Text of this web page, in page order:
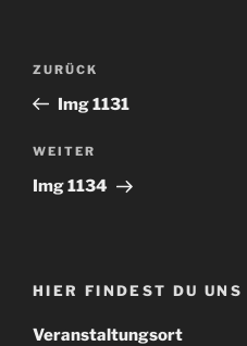
Beitragsnavigation
Vorheriger
Beitrag
ZURÜCK
Img 1131
Nächster
Beitrag
WEITER
Img 1134
HIER FINDEST DU UNS
Veranstaltungsort